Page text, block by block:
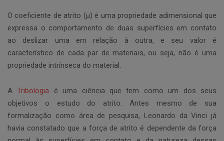
O coeficiente de atrito (µ) é uma propriedade adimensional que
expressa o comportamento de duas superfícies em contato
ao deslizar uma em relação à outra, e seu valor é
característico de cada par de materiais, ou seja, não é uma
propriedade intrínseca do material.
ATribologia é uma ciência que tem como um dos seus
objetivos o estudo do atrito. Antes mesmo de sua
formalização como área de pesquisa, Leonardo da Vinci já
havia constatado que a força de atrito é dependente da força